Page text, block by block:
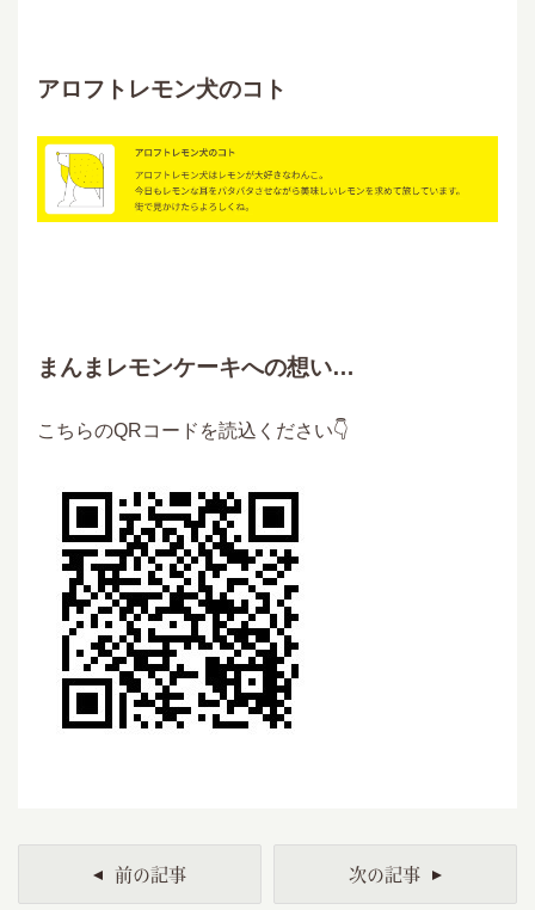
アロフトレモン犬のコト
まんまレモンケーキへの想い…
こちらのQRコードを読込ください👇
前の記事 次の記事